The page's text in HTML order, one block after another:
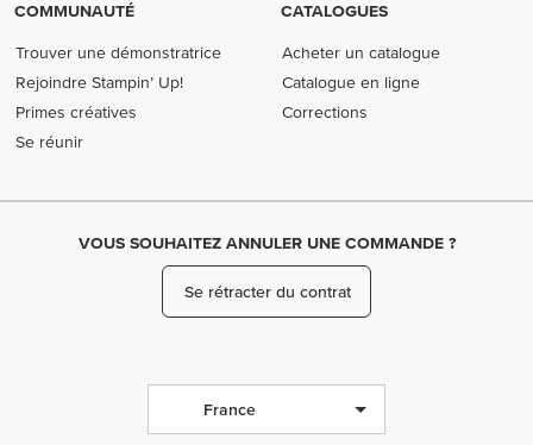
COMMUNAUTÉ
Trouver une démonstratrice
Rejoindre Stampin’ Up!
Primes créatives
Se réunir
CATALOGUES
Acheter un catalogue
Catalogue en ligne
Corrections
VOUS SOUHAITEZ ANNULER UNE COMMANDE ?
Se rétracter du contrat
France